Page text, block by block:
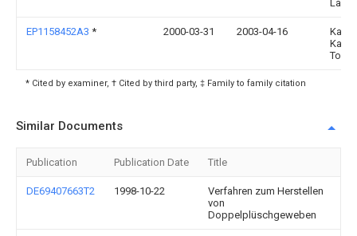
Laan
EP1158452A3 * 2000-03-31 2003-04-16
* Cited by examiner, † Cited by third party, ‡ Family to family citation
Similar Documents
Publication Publication Date Title
DE69407663T2 1998-10-22
Verfahren zum Herstellen
von
Doppelplüschgeweben